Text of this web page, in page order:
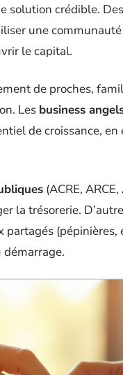
solution crédible.
une
le capital.
de proches,
Les business
de croissance, en
(ACRE,
la trésorerie.
partagés